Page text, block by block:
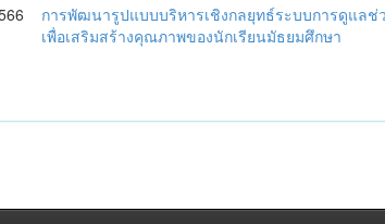
การพัฒนารูปแบบบริหารเชิงกลยุทธ์ระบบการดูแลช่
เพื่อเสริมสร้างคุณภาพของนักเรียนมัธยมศึกษา